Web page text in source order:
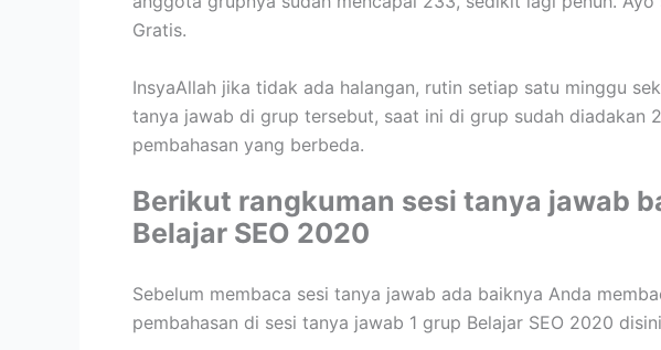
Gratis.
InsyaAllah jika tidak ada halangan, rutin setiap satu minggu
tanya jawab di grup tersebut, saat ini di grup sudah diadakan
pembahasan yang berbeda.
Berikut rangkuman sesi tanya jawab
Belajar SEO 2020
Sebelum membaca sesi tanya jawab ada baiknya Anda
pembahasan di sesi tanya jawab 1 grup Belajar SEO 2020